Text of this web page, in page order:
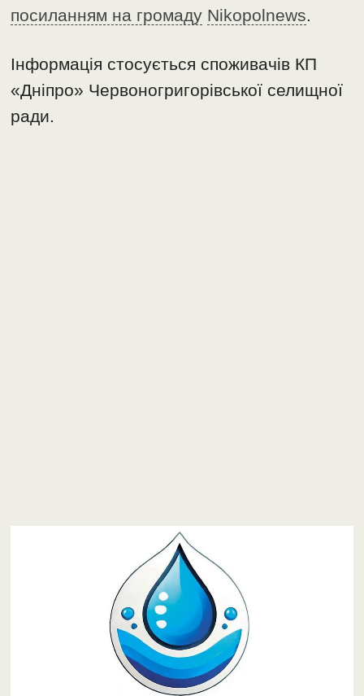
посиланням на громаду Nikopolnews.
Інформація стосується споживачів КП
«Дніпро» Червоногригорівської селищної
ради.